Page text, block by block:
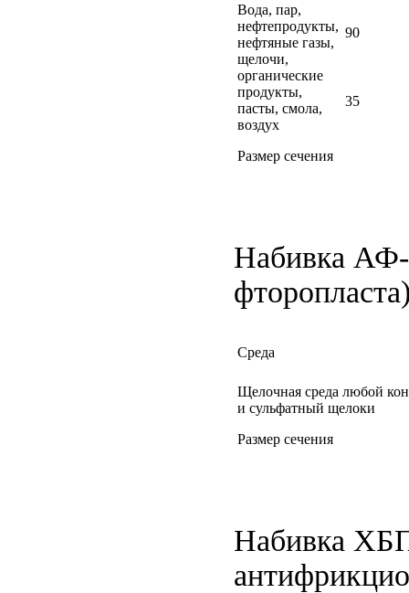
Вода, пар,
нефтепродукты,
нефтяные газы,
щелочи,
органические
продукты,
пасты, смола,
воздух
90
35
Размер сечения
Набивка АФ-
Среда
Щелочная среда любой
и сульфатный щелоки
Размер сечения
Набивка